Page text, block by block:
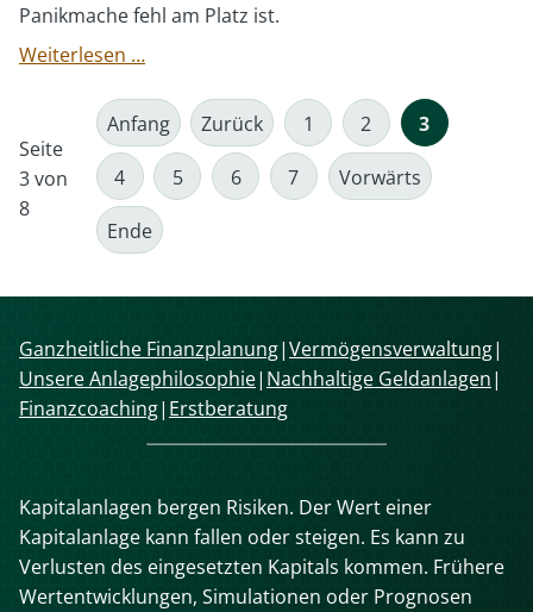
Panikmache fehl am Platz ist.
Weiterlesen …Drohen
Crash
und
Börsenkrise?
Seite
3 von
8
Anfang Zurück 1 2 3
4 5 6 7 Vorwärts
Ende
Navigation
überspringen
Ganzheitliche Finanzplanung Vermögensverwaltung
Unsere Anlagephilosophie Nachhaltige Geldanlagen
Finanzcoaching Erstberatung
Kapitalanlagen bergen Risiken. Der Wert einer
Kapitalanlage kann fallen oder steigen. Es kann zu
Verlusten des eingesetzten Kapitals kommen. Frühere
Wertentwicklungen, Simulationen oder Prognosen